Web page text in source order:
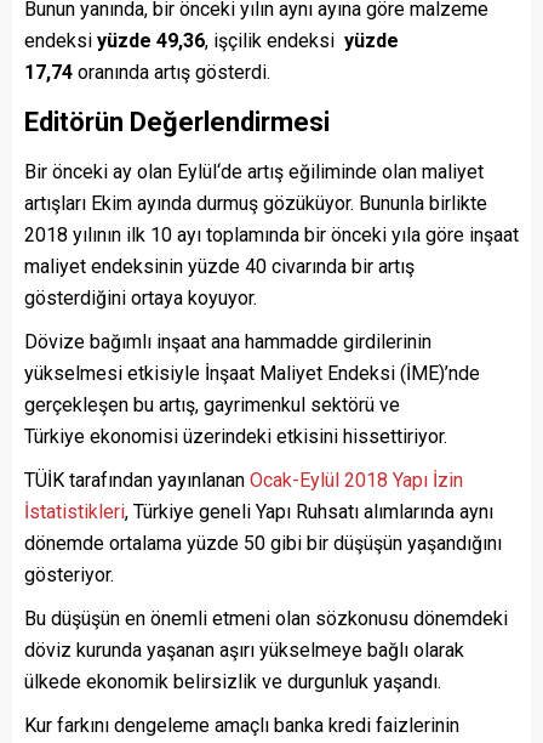
Bunun yanında, bir önceki yılın aynı ayına göre malzeme
endeksi yüzde 49,36, işçilik endeksi yüzde
17,74 oranında artış gösterdi.
Editörün Değerlendirmesi
Bir önceki ay olan Eylül‘de artış eğiliminde olan maliyet
artışları Ekim ayında durmuş gözüküyor. Bununla birlikte
2018 yılının ilk 10 ayı toplamında bir önceki yıla göre inşaat
maliyet endeksinin yüzde 40 civarında bir artış
gösterdiğini ortaya koyuyor.
Dövize bağımlı inşaat ana hammadde girdilerinin
yükselmesi etkisiyle İnşaat Maliyet Endeksi (İME)’nde
gerçekleşen bu artış, gayrimenkul sektörü ve
Türkiye ekonomisi üzerindeki etkisini hissettiriyor.
TÜİK tarafından yayınlanan Ocak-Eylül 2018 Yapı İzin
İstatistikleri, Türkiye geneli Yapı Ruhsatı alımlarında aynı
dönemde ortalama yüzde 50 gibi bir düşüşün yaşandığını
gösteriyor.
Bu düşüşün en önemli etmeni olan sözkonusu dönemdeki
döviz kurunda yaşanan aşırı yükselmeye bağlı olarak
ülkede ekonomik belirsizlik ve durgunluk yaşandı.
Kur farkını dengeleme amaçlı banka kredi faizlerinin